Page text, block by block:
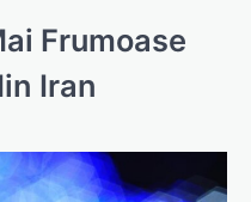
Frumoase
Iran